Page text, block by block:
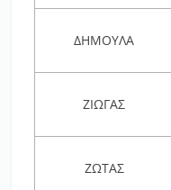
ΔΗΜΟΥΛΑ
ΖΙΩΓΑΣ
ΖΩΤΑΣ